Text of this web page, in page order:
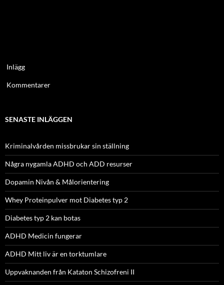
Inlägg
Kommentarer
SENASTE INLÄGGEN
Kriminalvården missbrukar sin ställning
Några nygamla ADHD och ADD resurser
Dopamin Nivån & Målorientering
Whey Proteinpulver mot Diabetes typ 2
Diabetes typ 2 kan botas
ADHD Medicin fungerar
ADHD Mitt liv är en torktumlare
Uppvaknanden från Kataton Schizofreni II